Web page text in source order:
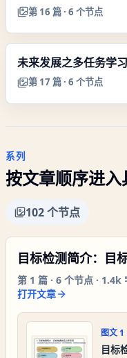
第 16 篇 · 6 个节点
未来发展之多任务学
第 17 篇 · 6 个节点
系列
按文章顺序进
102个节点
目标检测简介：目
第 1 篇 · 6 个节点 · 1.4k
打开文章
图文 1
目标